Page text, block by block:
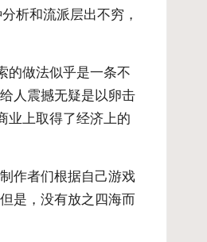
析和流派层出不穷，
的做法似乎是一条不
人震撼无疑是以卵击
业上取得了经济上的
作者们根据自己游戏
是，没有放之四海而